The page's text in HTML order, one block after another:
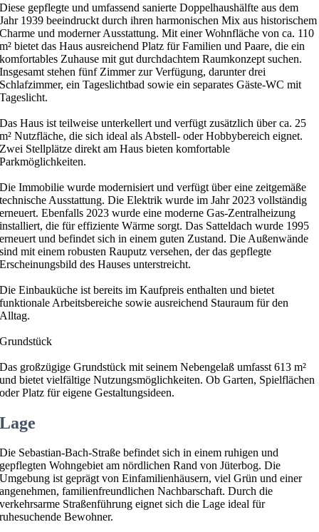
Diese gepflegte und umfassend sanierte Doppelhaushälfte aus dem
Jahr 1939 beeindruckt durch ihren harmonischen Mix aus historischem
Charme und moderner Ausstattung. Mit einer Wohnfläche von ca. 110
m² bietet das Haus ausreichend Platz für Familien und Paare, die ein
komfortables Zuhause mit gut durchdachtem Raumkonzept suchen.
Insgesamt stehen fünf Zimmer zur Verfügung, darunter drei
Schlafzimmer, ein Tageslichtbad sowie ein separates Gäste-WC mit
Tageslicht.
Das Haus ist teilweise unterkellert und verfügt zusätzlich über ca. 25
m² Nutzfläche, die sich ideal als Abstell- oder Hobbybereich eignet.
Zwei Stellplätze direkt am Haus bieten komfortable
Parkmöglichkeiten.
Die Immobilie wurde modernisiert und verfügt über eine zeitgemäße
technische Ausstattung. Die Elektrik wurde im Jahr 2023 vollständig
erneuert. Ebenfalls 2023 wurde eine moderne Gas-Zentralheizung
installiert, die für effiziente Wärme sorgt. Das Satteldach wurde 1995
erneuert und befindet sich in einem guten Zustand. Die Außenwände
sind mit einem robusten Rauputz versehen, der das gepflegte
Erscheinungsbild des Hauses unterstreicht.
Die Einbauküche ist bereits im Kaufpreis enthalten und bietet
funktionale Arbeitsbereiche sowie ausreichend Stauraum für den
Alltag.
Grundstück
Das großzügige Grundstück mit seinem Nebengelaß umfasst 613 m²
und bietet vielfältige Nutzungsmöglichkeiten. Ob Garten, Spielflächen
oder Platz für eigene Gestaltungsideen.
Lage
Die Sebastian-Bach-Straße befindet sich in einem ruhigen und
gepflegten Wohngebiet am nördlichen Rand von Jüterbog. Die
Umgebung ist geprägt von Einfamilienhäusern, viel Grün und einer
angenehmen, familienfreundlichen Nachbarschaft. Durch die
verkehrsarme Straßenführung eignet sich die Lage ideal für
ruhesuchende Bewohner.